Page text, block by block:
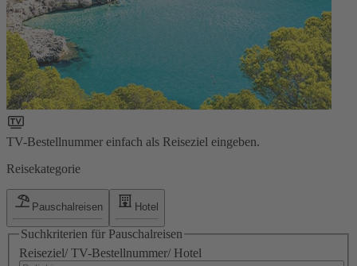
TV-Bestellnummer einfach als Reiseziel eingeben.
Reisekategorie
Pauschalreisen Hotel
Suchkriterien für Pauschalreisen
Reiseziel/ TV-Bestellnummer/ Hotel